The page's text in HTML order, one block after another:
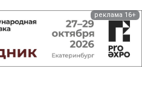
реклама 16+